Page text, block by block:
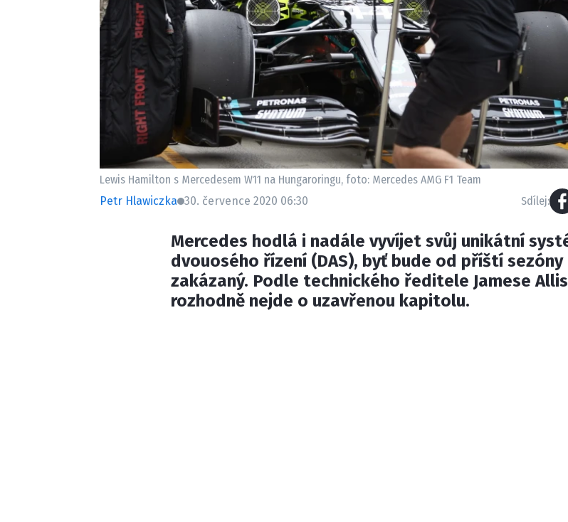
Lewis Hamilton s Mercedesem W11 na Hungaroringu, foto: Mercedes AMG F1 Team
Petr Hlawiczka 30. července 2020 06:30 Sdílej:
Mercedes hodlá i nadále vyvíjet svůj unikátní
dvouosého řízení (DAS), byť bude od příští sezóny
zakázaný. Podle technického ředitele Jamese
rozhodně nejde o uzavřenou kapitolu.